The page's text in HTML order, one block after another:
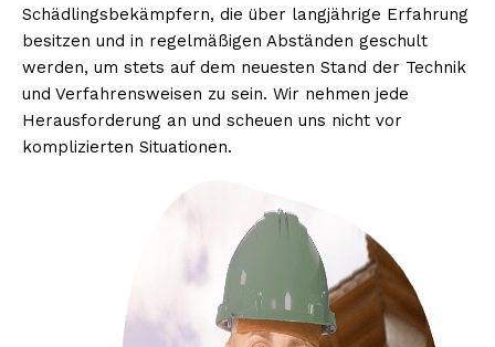
Schädlingsbekämpfern, die über langjährige Erfahrung
besitzen und in regelmäßigen Abständen geschult
werden, um stets auf dem neuesten Stand der Technik
und Verfahrensweisen zu sein. Wir nehmen jede
Herausforderung an und scheuen uns nicht vor
komplizierten Situationen.